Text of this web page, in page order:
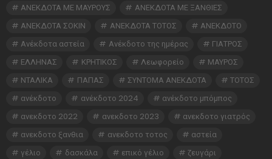
ΑΝΕΚΔΟΤΑ ΜΕ ΜΑΥΡΟΥΣ
ΑΝΕΚΔΟΤΑ ΜΕ ΞΑΝΘΙΕΣ
ΑΝΕΚΔΟΤΑ ΣΟΚΙΝ
ΑΝΕΚΔΟΤΑ ΤΟΤΟΣ
ΑΝΕΚΔΟΤΟ
Ανέκδοτα αστεία
Ανέκδοτο της ημέρας
ΓΙΑΤΡΟΣ
ΕΛΛΗΝΑΣ
ΚΡΗΤΙΚΟΣ Λεωφορείο
ΜΑΥΡΟΣ
ΝΤΑΛΙΚΑ
ΠΑΠΑΣ ΣΥΝΤΟΜΑ ΑΝΕΚΔΟΤΑ
ΤΟΤΟΣ
ανέκδοτο
ανέκδοτο 2024
ανέκδοτο μπόμπος
ανεκδοτο 2022
ανεκδοτο 2023
ανεκδοτο γιατρός
ανεκδοτο ξανθια
ανεκδοτο τοτος
αστεία
γέλιο
δασκάλα επικό γέλιο
ζευγάρι